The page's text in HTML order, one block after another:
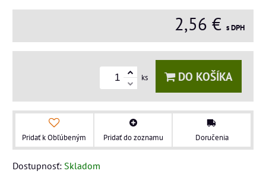
2,56 € s DPH
ks DO KOŠÍKA
Pridať k Obľúbeným Pridať do zoznamu Doručenia
Dostupnosť: Skladom